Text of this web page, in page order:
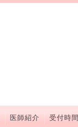
医師紹介 受付時間